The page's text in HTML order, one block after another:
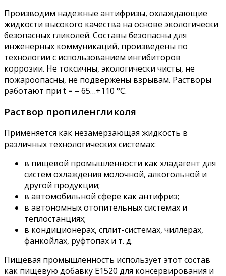
Производим надежные антифризы, охлаждающие
жидкости высокого качества на основе экологически
безопасных гликолей. Составы безопасны для
инженерных коммуникаций, произведены по
технологии с использованием ингибиторов
коррозии. Не токсичны, экологически чисты, не
пожароопасны, не подвержены взрывам. Растворы
работают при t = – 65…+110 °C.
Раствор пропиленгликоля
Применяется как незамерзающая жидкость в
различных технологических системах:
в пищевой промышленности как хладагент для
систем охлаждения молочной, алкогольной и
другой продукции;
в автомобильной сфере как антифриз;
в автономных отопительных системах и
теплостанциях;
в кондиционерах, сплит-системах, чиллерах,
фанкойлах, руфтопах и т. д.
Пищевая промышленность использует этот состав
как пищевую добавку Е1520 для консервирования и